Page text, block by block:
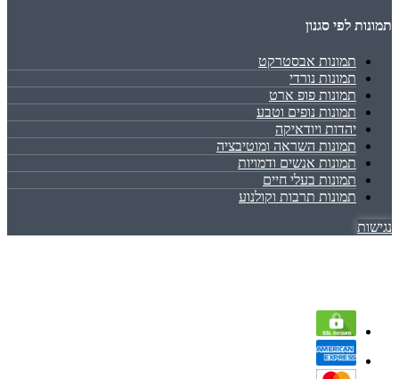
תמונות לפי סגנון
תמונות אבסטרקט
תמונות נורדי
תמונות פופ ארט
תמונות נופים וטבע
יהדות ויודאיקה
תמונות השראה ומוטיבציה
תמונות אנשים ודמויות
תמונות בעלי חיים
תמונות תרבות וקולנוע
נגישות